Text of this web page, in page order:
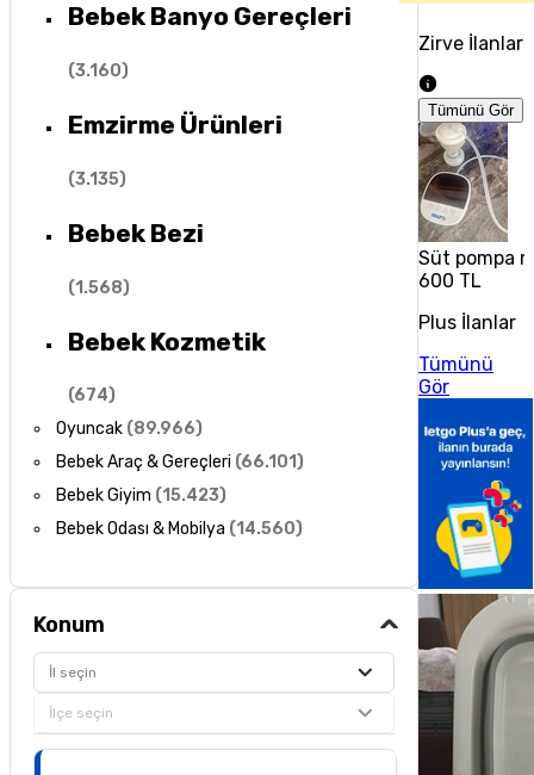
Bebek Banyo Gereçleri
(3.160)
Emzirme Ürünleri
(3.135)
Bebek Bezi
(1.568)
Bebek Kozmetik
(674)
Oyuncak (89.966)
Bebek Araç & Gereçleri (66.101)
Bebek Giyim (15.423)
Bebek Odası & Mobilya (14.560)
Konum
İl seçin
İlçe seçin
Zirve İlanlar
Tümünü Gör
Süt pompa
600 TL
Plus İlanlar
Tümünü
Gör